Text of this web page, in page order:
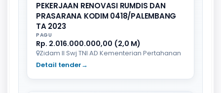
PEKERJAAN RENOVASI RUMDIS DAN
PRASARANA KODIM 0418/PALEMBANG
TA 2023
PAGU
Rp. 2.016.000.000,00 (2,0 M)
Zidam II Swj TNI AD Kementerian Pertahanan
Detail tender→